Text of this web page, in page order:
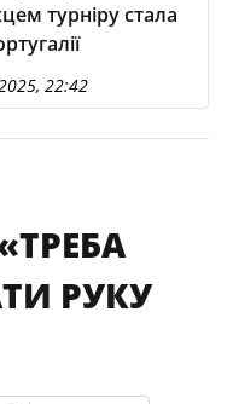
турніру стала
22:42
РУКУ